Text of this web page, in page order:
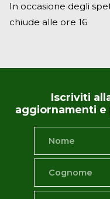
In occasione degli
chiude alle ore 16
Iscriviti
aggiornamenti